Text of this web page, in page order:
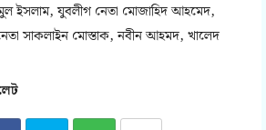
ইসলাম, যুবলীগ নেতা মোজাহিদ আহমেদ,
সাকলাইন মোস্তাক, নবীন আহমদ, খালেদ